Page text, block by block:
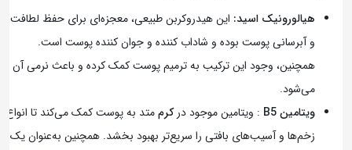
هیالورونیک اسید: این هیدروکربن طبیعی، معجزه‌ای برای حفظ لطافت
و آبرسانی پوست بوده و شاداب کننده و جوان کننده پوست است.
همچنین، وجود این ترکیب به ترمیم پوست کمک کرده و باعث نرمی آن
می‌شود.
ویتامین B5
: ویتامین موجود درکرممتد به پوست کمک می‌کند تا انواع
زخم‌ها و آسیب‌های بافتی را سریع‌تر بهبود بخشد. همچنین به‌عنوان یک